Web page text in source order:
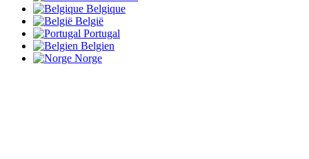
Belgique
België
Portugal
Belgien
Norge